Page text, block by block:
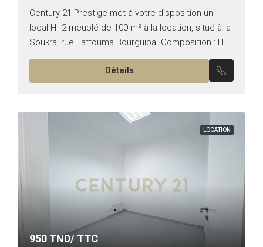
Century 21 Prestige met à votre disposition un
local H+2 meublé de 100 m² à la location, situé à la
Soukra, rue Fattouma Bourguiba. Composition : Hall
d’entrée Bureau avec terrasse Salle...
Détails
LOCATION
950 TND/ TTC